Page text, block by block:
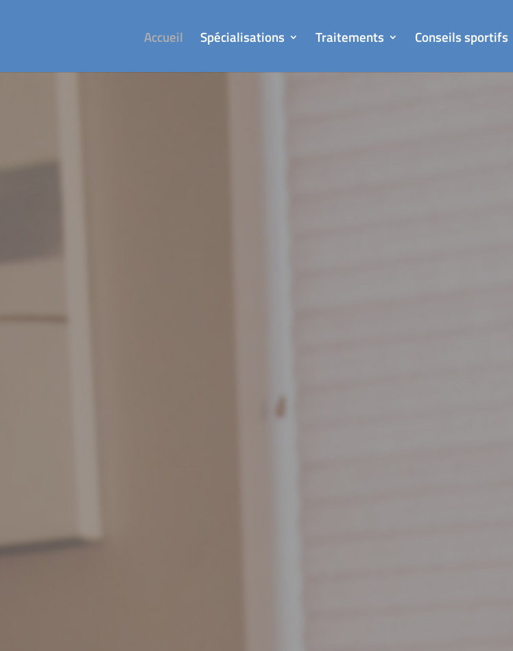
Accueil Spécialisations Traitements Conseils sportifs